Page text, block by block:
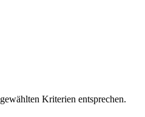
Kriterien entsprechen.